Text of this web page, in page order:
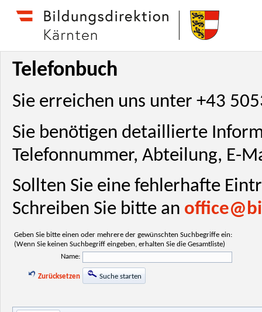
Telefonbuch
Sie erreichen uns unter +43
Sie benötigen detaillierte
Telefonnummer, Abteilung, E-
Sollten Sie eine fehlerhafte
Schreiben Sie bitte an
Geben Sie bitte einen oder mehrere der gewünschten Suchbegriffe ein:
(Wenn Sie keinen Suchbegriff eingeben, erhalten Sie die Gesamtliste)
Name:
Zurücksetzen Suche starten